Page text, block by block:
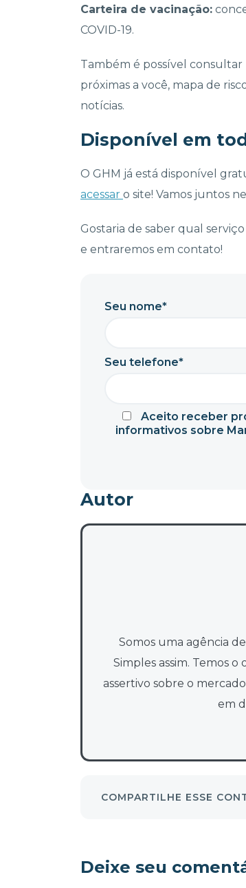
Carteira de vacinação:
COVID-19.
Também é possível consultar
próximas a você, mapa de
notícias.
Disponível em
O GHM já está disponível
acessar o site! Vamos juntos
Gostaria de saber qual
e entraremos em contato!
Seu nome*
Seu telefone*
Aceito receber
informativos sobre
Autor
Somos uma agência
Simples assim. Temos
assertivo sobre o
em
COMPARTILHE ESSE
Deixe seu